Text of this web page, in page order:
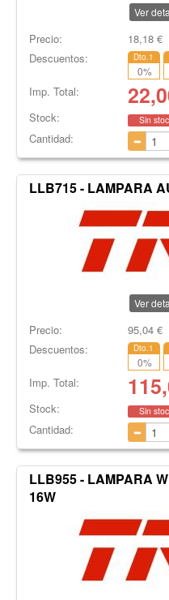
Ver
Precio: 18,18€
Descuentos:
Dto.1
0%
Imp. Total:
Stock: Sin
Cantidad:
LLB715 - LAMPARA
Ver
Precio: 95,04€
Descuentos:
Dto.1
0%
Imp. Total:
Stock: Sin
Cantidad:
LLB955 - LAMPARA
16W